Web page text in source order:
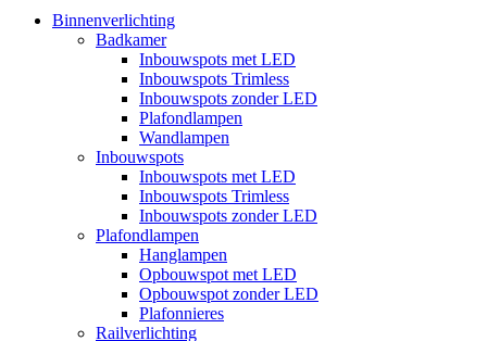
Binnenverlichting
Badkamer
Inbouwspots met LED
Inbouwspots Trimless
Inbouwspots zonder LED
Plafondlampen
Wandlampen
Inbouwspots
Inbouwspots met LED
Inbouwspots Trimless
Inbouwspots zonder LED
Plafondlampen
Hanglampen
Opbouwspot met LED
Opbouwspot zonder LED
Plafonnieres
Railverlichting